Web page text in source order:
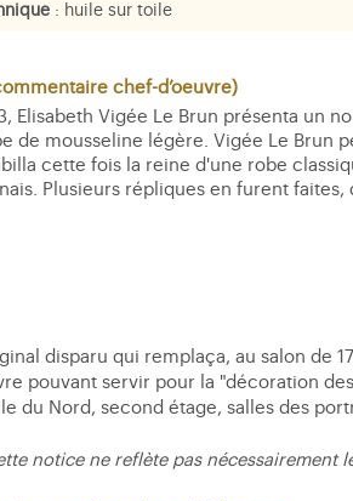
: huile sur toile
chef-d’oeuvre)
Elisabeth Vigée Le Brun présenta un
de mousseline légère. Vigée Le Brun
cette fois la reine d'une robe
Plusieurs répliques en furent
disparu qui remplaça, au salon de
pouvant servir pour la "décoration
du Nord, second étage, salles des
notice ne reflète pas nécessairement